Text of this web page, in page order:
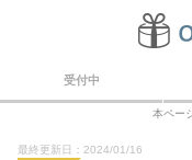
受付中
本ペー
最終更新日：2024/01/16